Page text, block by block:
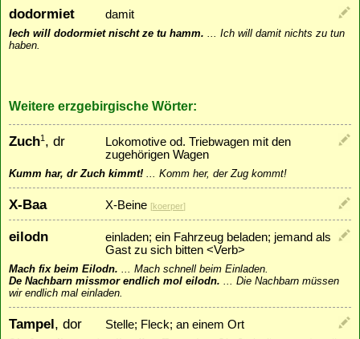
dodormiet damit
Iech will dodormiet nischt ze tu hamm. ... Ich will damit nichts zu tun
haben.
Weitere erzgebirgische Wörter:
Zuch1, dr
Lokomotive od. Triebwagen mit den
zugehörigen Wagen
Kumm har, dr Zuch kimmt! ... Komm her, der Zug kommt!
X-Baa X-Beine [koerper]
eilodn
einladen; ein Fahrzeug beladen; jemand als
Gast zu sich bitten <Verb>
Mach fix beim Eilodn. ... Mach schnell beim Einladen.
De Nachbarn missmor endlich mol eilodn. ... Die Nachbarn müssen
wir endlich mal einladen.
Tampel, dor Stelle; Fleck; an einem Ort